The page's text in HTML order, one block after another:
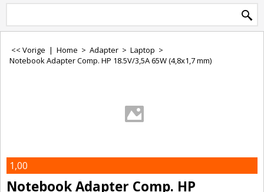
<< Vorige | Home > Adapter > Laptop >
Notebook Adapter Comp. HP 18.5V/3,5A 65W (4,8x1,7 mm)
1,00
Notebook Adapter Comp. HP